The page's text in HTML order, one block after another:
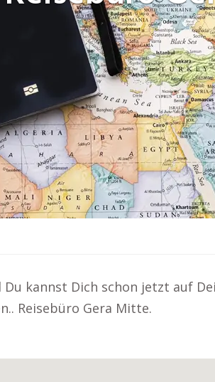
kannst Dich schon jetzt auf
Reisebüro Gera Mitte.